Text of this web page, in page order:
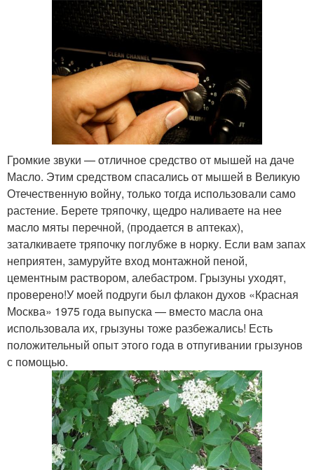
Громкие звуки — отличное средство от мышей на даче
Масло. Этим средством спасались от мышей в Великую
Отечественную войну, только тогда использовали само
растение. Берете тряпочку, щедро наливаете на нее
масло мяты перечной, (продается в аптеках),
заталкиваете тряпочку поглубже в норку. Если вам запах
неприятен, замуруйте вход монтажной пеной,
цементным раствором, алебастром. Грызуны уходят,
проверено!У моей подруги был флакон духов «Красная
Москва» 1975 года выпуска — вместо масла она
использовала их, грызуны тоже разбежались! Есть
положительный опыт этого года в отпугивании грызунов
с помощью.